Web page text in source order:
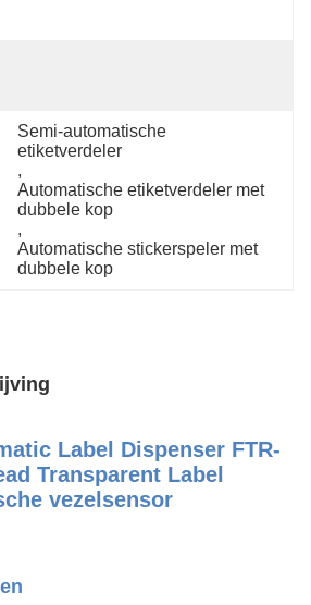
Semi-automatische
etiketverdeler
,
Automatische etiketverdeler met
dubbele kop
,
Automatische stickerspeler met
dubbele kop
Label Dispenser FTR-
Transparent Label
vezelsensor